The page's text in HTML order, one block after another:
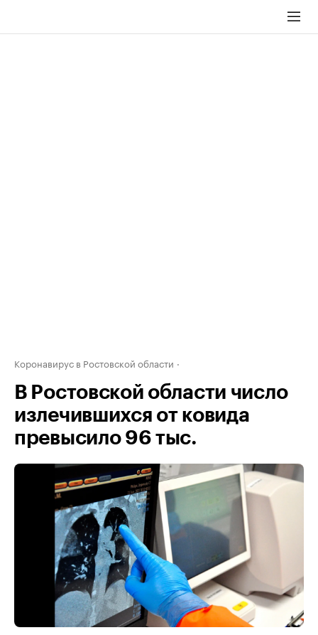
Коронавирус в Ростовской области
В Ростовской области число
излечившихся от ковида
превысило 96 тыс.